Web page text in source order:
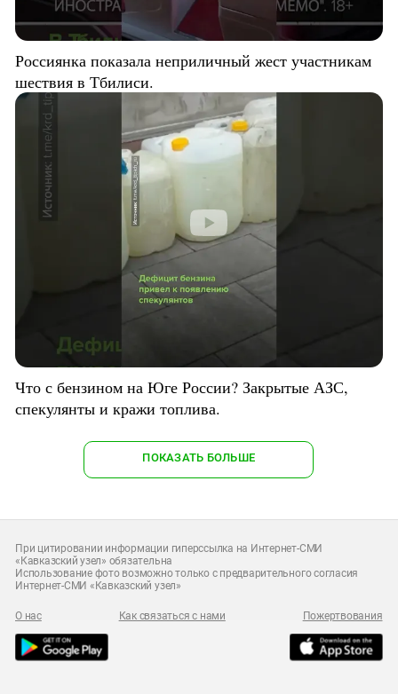
Россиянка показала неприличный жест участникам
шествия в Тбилиси.
Что с бензином на Юге России? Закрытые АЗС,
спекулянты и кражи топлива.
ПОКАЗАТЬ БОЛЬШЕ
При цитировании информации гиперссылка на Интернет-СМИ
«Кавказский узел» обязательна
Использование фото возможно только с предварительного согласия
Интернет-СМИ «Кавказский узел»
О нас Как связаться с нами Пожертвования